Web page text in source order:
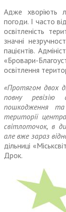
Адже хворіють
погоди. І часто
освітленість
значні
пацієнтів.
«Бровари-
освітлення
«Протягом двох
повну ревізію
пошкодження та
території
світлоточок, в
але вже зараз
дільниці
Дрок.